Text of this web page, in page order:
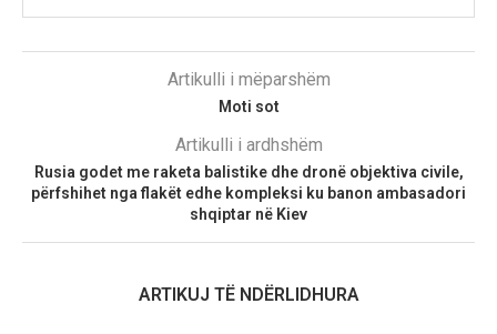
Artikulli i mëparshëm
Moti sot
Artikulli i ardhshëm
Rusia godet me raketa balistike dhe dronë objektiva civile,
përfshihet nga flakët edhe kompleksi ku banon ambasadori
shqiptar në Kiev
ARTIKUJ TË NDËRLIDHURA